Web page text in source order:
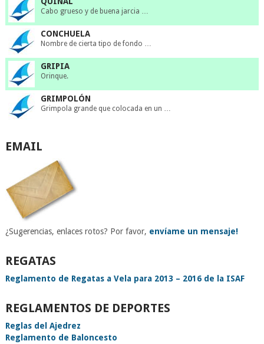
Cabo grueso y de buena jarcia …
CONCHUELA
Nombre de cierta tipo de fondo …
GRIPIA
Orinque.
GRIMPOLÓN
Grimpola grande que colocada en un …
EMAIL
¿Sugerencias, enlaces rotos? Por favor, envíame un mensaje!
REGATAS
Reglamento de Regatas a Vela para 2013 – 2016 de la ISAF
REGLAMENTOS DE DEPORTES
Reglas del Ajedrez
Reglamento de Baloncesto